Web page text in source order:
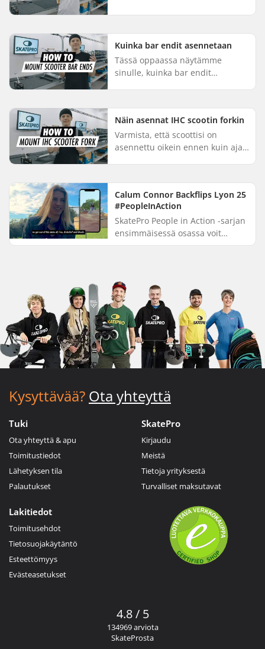
Kuinka bar endit asennetaan
Tässä oppaassa näytämme
sinulle, kuinka bar endit
jossa ei kestä kauan! Työnnä bar
end tango...
Näin asennat IHC scootin forkin
Varmista, että scoottisi on
asennettu oikein ennen kuin ajat
kuinka IHC-forkki asennetaan...
Calum Connor Backflips Lyon 25
#PeopleInAction
SkatePro People in Action -sarjan
ensimmäisessä osassa voit
tutustua Calum Connorin Lyon 25
koskaan...
Kysyttävää? Ota yhteyttä
Tuki
Ota yhteyttä & apu
Toimitustiedot
Lähetyksen tila
Palautukset
SkatePro
Kirjaudu
Meistä
Tietoja yrityksestä
Turvalliset maksutavat
Lakitiedot
Toimitusehdot
Tietosuojakäytäntö
Esteettömyys
Evästeasetukset
4.8 / 5
134969 arviota
SkateProsta